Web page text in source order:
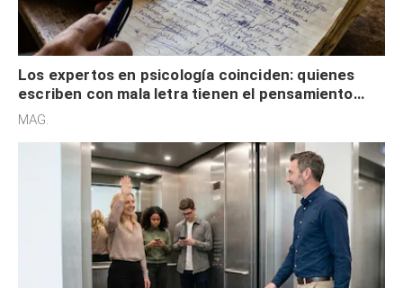
Los expertos en psicología coinciden: quienes
escriben con mala letra tienen el pensamiento
acelerado y no lo hacen por desinterés
MAG.